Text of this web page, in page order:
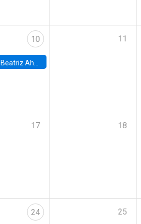
10
Beatriz Ahumada, PhD candidate, Universidad de Pittsburgh
11
17 18
24 25